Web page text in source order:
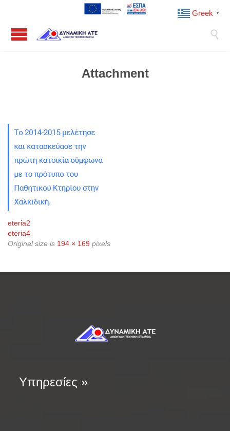

Attachment
eteria2
eteria4
Original size is 194 × 169 pixels
Υπηρεσίες »
Greek ▼